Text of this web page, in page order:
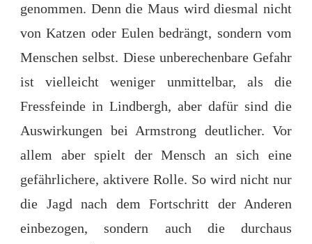
genommen. Denn die Maus wird diesmal nicht
von Katzen oder Eulen bedrängt, sondern vom
Menschen selbst. Diese unberechenbare Gefahr
ist vielleicht weniger unmittelbar, als die
Fressfeinde in Lindbergh, aber dafür sind die
Auswirkungen bei Armstrong deutlicher. Vor
allem aber spielt der Mensch an sich eine
gefährlichere, aktivere Rolle. So wird nicht nur
die Jagd nach dem Fortschritt der Anderen
einbezogen, sondern auch die durchaus